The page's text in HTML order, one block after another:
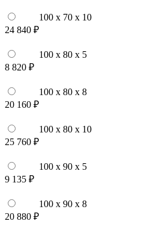
100 x 70 x 10
24 840 ₽
100 x 80 x 5
8 820 ₽
100 x 80 x 8
20 160 ₽
100 x 80 x 10
25 760 ₽
100 x 90 x 5
9 135 ₽
100 x 90 x 8
20 880 ₽